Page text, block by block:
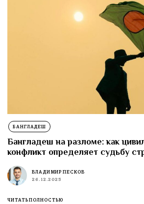
БАНГЛАДЕШ
Бангладеш на разломе: как
конфликт определяет судьбу
ВЛАДИМИР ПЕСКОВ
26.12.2025
ЧИТАТЬ ПОЛНОСТЬЮ